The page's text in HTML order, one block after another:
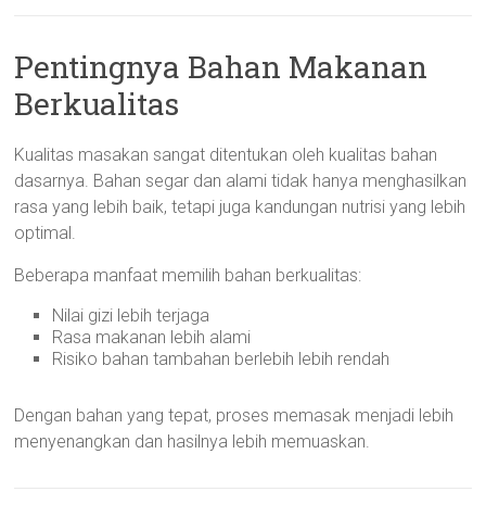
Pentingnya Bahan Makanan
Berkualitas
Kualitas masakan sangat ditentukan oleh kualitas bahan
dasarnya. Bahan segar dan alami tidak hanya menghasilkan
rasa yang lebih baik, tetapi juga kandungan nutrisi yang lebih
optimal.
Beberapa manfaat memilih bahan berkualitas:
Nilai gizi lebih terjaga
Rasa makanan lebih alami
Risiko bahan tambahan berlebih lebih rendah
Dengan bahan yang tepat, proses memasak menjadi lebih
menyenangkan dan hasilnya lebih memuaskan.